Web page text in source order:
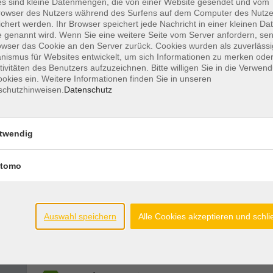
Bevor es kracht! Konflikte souverän
Solo- als Single neues erleben und
kennenlernen
des Nutzers während des Surfens auf dem Computer des
werden. Ihr Browser speichert jede Nachricht in einer kleinen
genannt wird. Wenn Sie eine weitere Seite vom Server anfordern,
das Cookie an den Server zurück. Cookies wurden als
für Websites entwickelt, um sich Informationen zu merken
des Benutzers aufzuzeichnen. Bitte willigen Sie in die
ein. Weitere Informationen finden Sie in unseren
Datenschutz
Auswahl speichern Alle Cookies akzeptieren und